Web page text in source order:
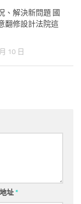
、解決新問題 國
翻修設計法院這
10 日
址*